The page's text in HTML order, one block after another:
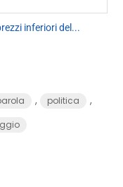
inferiori del...
, politica ,